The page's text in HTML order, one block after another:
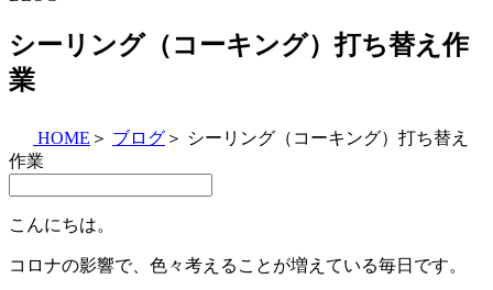
シーリング（コーキング）打ち替え作
業
HOME ＞ ブログ ＞ シーリング（コーキング）打ち替え
作業
こんにちは。
コロナの影響で、色々考えることが増えている毎日です。